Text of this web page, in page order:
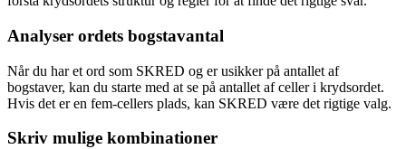
Analyser ordets bogstavantal
Når du har et ord som SKRED og er usikker på antallet af
bogstaver, kan du starte med at se på antallet af celler i krydsordet.
Hvis det er en fem-cellers plads, kan SKRED være det rigtige valg.
Skriv mulige kombinationer